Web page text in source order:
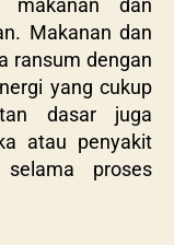
makanan dan
Makanan dan
ransum dengan
yang cukup
dasar juga
atau penyakit
proses